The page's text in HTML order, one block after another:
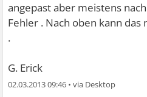
angepast aber meistens
Fehler . Nach oben kann
.
G. Erick
02.03.2013 09:46 •